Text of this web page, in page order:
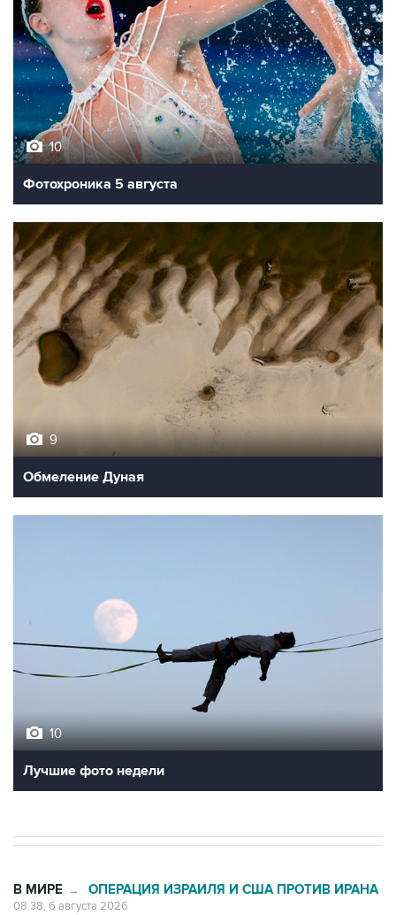
10
Фотохроника 5 августа
9
Обмеление Дуная
10
Лучшие фото недели
В МИРЕ → ОПЕРАЦИЯ ИЗРАИЛЯ И США ПРОТИВ ИРАНА
08:38, 6 августа 2026